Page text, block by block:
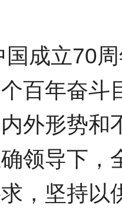
成立70
百年奋斗
外形势和
领导下，
，坚持以